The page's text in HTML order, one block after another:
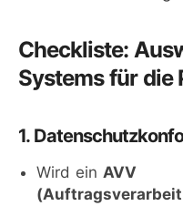
Checkliste:
Systems für die
1.
Wird ein AVV